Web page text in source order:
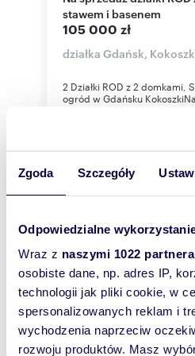
Zgoda Szczegóły
Odpowiedzialne
Wraz z naszymi 1022
osobiste dane, np. adres IP,
technologii jak pliki cookie, w
spersonalizowanych reklam i
wychodzenia naprzeciw
rozwoju produktów. Masz
stawem i basenem
105 000 zł
działka Gdańsk,
2 Działki ROD z 2 domkami,
ogród w Gdańsku